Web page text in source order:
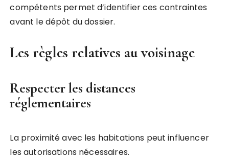
compétents permet d’identifier ces contraintes
avant le dépôt du dossier.
Les règles relatives au voisinage
Respecter les distances
réglementaires
La proximité avec les habitations peut influencer
les autorisations nécessaires.